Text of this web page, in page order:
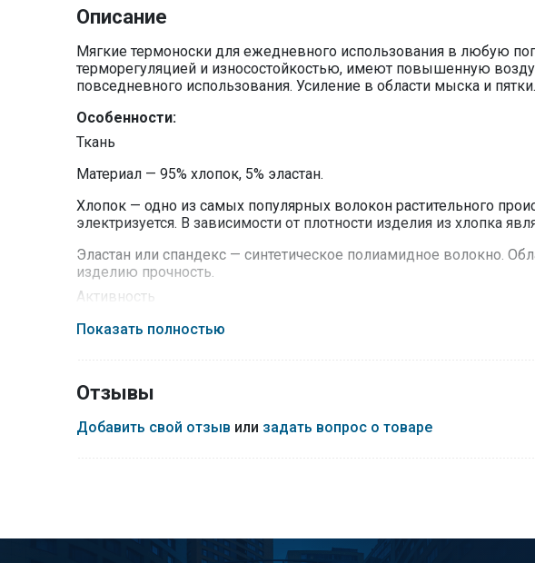
Описание
Мягкие термоноски для ежедневного использования в любую
терморегуляцией и износостойкостью, имеют повышенную
повседневного использования. Усиление в области мыска и пятки.
Особенности:
Ткань
Материал — 95% хлопок, 5% эластан.
Хлопок — одно из самых популярных волокон растительного
электризуется. В зависимости от плотности изделия из хлопка
Эластан или спандекс — синтетическое полиамидное волокно.
изделию прочность.
Активность
Низкая / Средняя — подходит для повседневного использования.
Ручная или машинная стирка при температуре 30 °С.
Не применять сушку в барабане.
Термобелье этой серии идеально подойдет для повседневной
Показать полностью
Отзывы
Добавить свой отзыв или задать вопрос о товаре